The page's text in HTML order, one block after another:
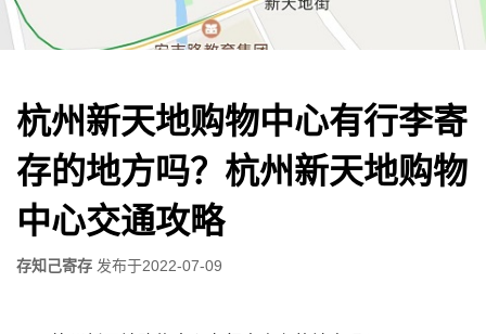
杭州新天地购物中心有行李寄
存的地方吗？杭州新天地购物
中心交通攻略
存知己寄存 发布于2022-07-09